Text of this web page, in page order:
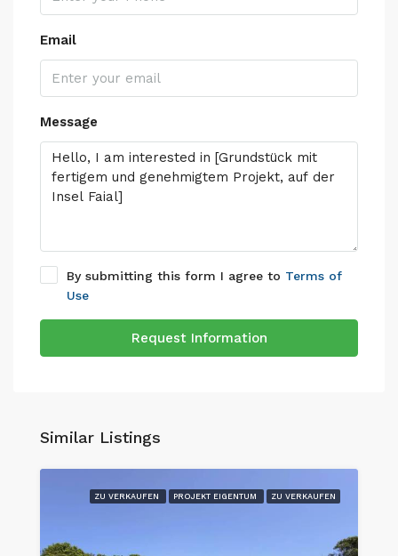
Email
Message
By submitting this form I agree to Terms of
Use
Request Information
Similar Listings
ZU VERKAUFEN PROJEKT EIGENTUM ZU VERKAUFEN